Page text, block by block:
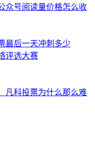
众号阅读量价格怎么收
最后一天冲刺多少
评选大赛
凡科投票为什么那么难